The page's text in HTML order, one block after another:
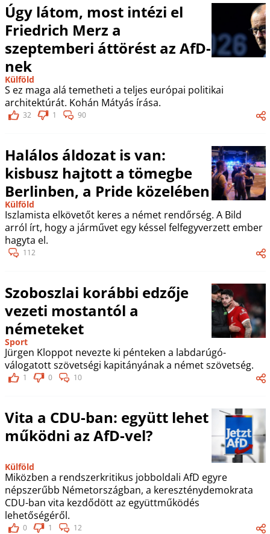
Úgy látom, most intézi el
Friedrich Merz a
szeptemberi áttörést az AfD-
nek
Külföld
S ez maga alá temetheti a teljes európai politikai
architektúrát. Kohán Mátyás írása.
32 1 90
Halálos áldozat is van:
kisbusz hajtott a tömegbe
Berlinben, a Pride közelében
Külföld
Iszlamista elkövetőt keres a német rendőrség. A Bild
arról írt, hogy a járművet egy késsel felfegyverzett ember
hagyta el.
112
Szoboszlai korábbi edzője
vezeti mostantól a
németeket
Sport
Jürgen Kloppot nevezte ki pénteken a labdarúgó-
válogatott szövetségi kapitányának a német szövetség.
1 0 10
Vita a CDU-ban: együtt lehet
működni az AfD-vel?
Külföld
Miközben a rendszerkritikus jobboldali AfD egyre
népszerűbb Németországban, a kereszténydemokrata
CDU-ban vita kezdődött az együttműködés
lehetőségéről.
0 1 12